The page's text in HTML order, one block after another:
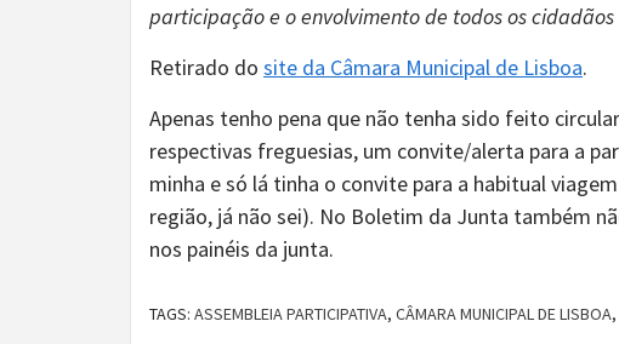
participação e o envolvimento de todos os
Retirado do site da Câmara Municipal de Lisboa.
Apenas tenho pena que não tenha sido feito
respectivas freguesias, um convite/alerta para a
minha e só lá tinha o convite para a habitual
região, já não sei). No Boletim da Junta também
nos painéis da junta.
TAGS: ASSEMBLEIA PARTICIPATIVA, CÂMARA MUNICIPAL DE LISBOA,